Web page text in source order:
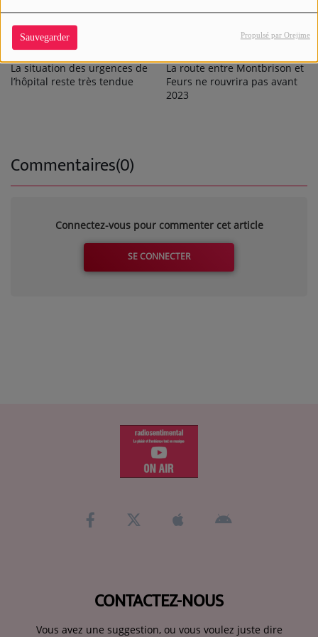
Sauvegarder Propulsé par Orejime
La situation des urgences de
l’hôpital reste très tendue
La route entre Montbrison et
Feurs ne rouvrira pas avant
2023
Commentaires(0)
Connectez-vous pour commenter cet article
SE CONNECTER
CONTACTEZ-NOUS
Vous avez une suggestion, ou vous voulez juste dire